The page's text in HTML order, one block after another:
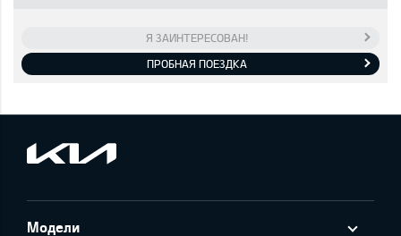
Я ЗАИНТЕРЕСОВАН!
ПРОБНАЯ ПОЕЗДКА
Модели